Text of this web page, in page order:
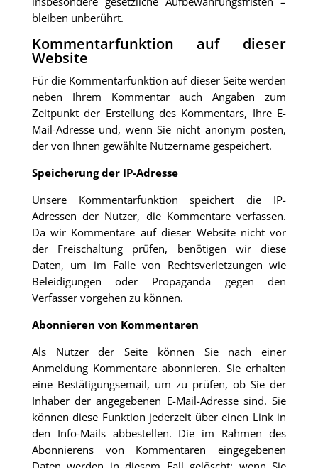
bleiben unberührt.
Kommentarfunktion auf dieser
Website
Für die Kommentarfunktion auf dieser Seite werden
neben Ihrem Kommentar auch Angaben zum
Zeitpunkt der Erstellung des Kommentars, Ihre E-
Mail-Adresse und, wenn Sie nicht anonym posten,
der von Ihnen gewählte Nutzername gespeichert.
Speicherung der IP-Adresse
Unsere Kommentarfunktion speichert die IP-
Adressen der Nutzer, die Kommentare verfassen.
Da wir Kommentare auf dieser Website nicht vor
der Freischaltung prüfen, benötigen wir diese
Daten, um im Falle von Rechtsverletzungen wie
Beleidigungen oder Propaganda gegen den
Verfasser vorgehen zu können.
Abonnieren von Kommentaren
Als Nutzer der Seite können Sie nach einer
Anmeldung Kommentare abonnieren. Sie erhalten
eine Bestätigungsemail, um zu prüfen, ob Sie der
Inhaber der angegebenen E-Mail-Adresse sind. Sie
können diese Funktion jederzeit über einen Link in
den Info-Mails abbestellen. Die im Rahmen des
Abonnierens von Kommentaren eingegebenen